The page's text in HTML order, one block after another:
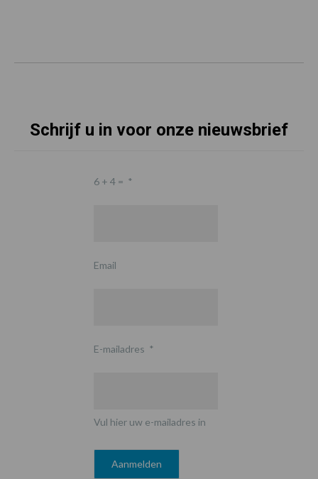
Schrijf u in voor onze nieuwsbrief
6 + 4 = *
Email
E-mailadres *
Vul hier uw e-mailadres in